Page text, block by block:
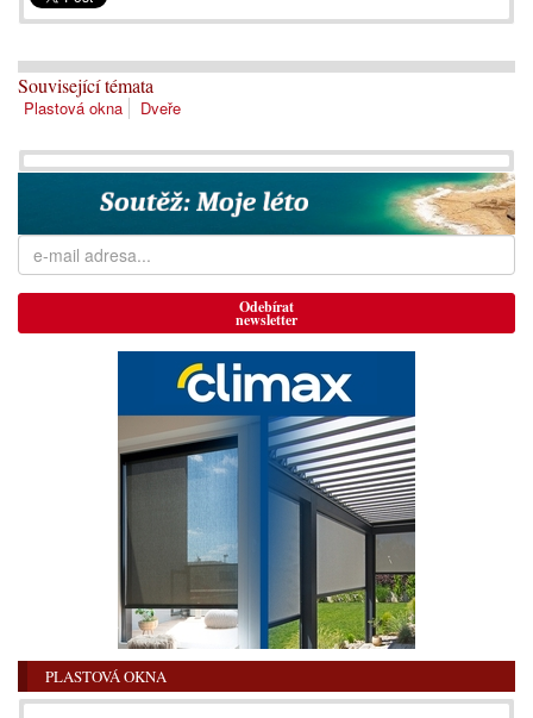
Související témata
Plastová okna Dveře
Odebírat
newsletter
PLASTOVÁ OKNA